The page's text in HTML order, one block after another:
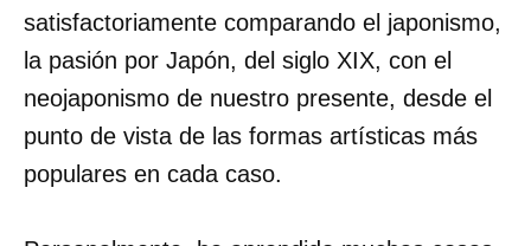
satisfactoriamente comparando el japonismo,
la pasión por Japón, del siglo XIX, con el
neojaponismo de nuestro presente, desde el
punto de vista de las formas artísticas más
populares en cada caso.